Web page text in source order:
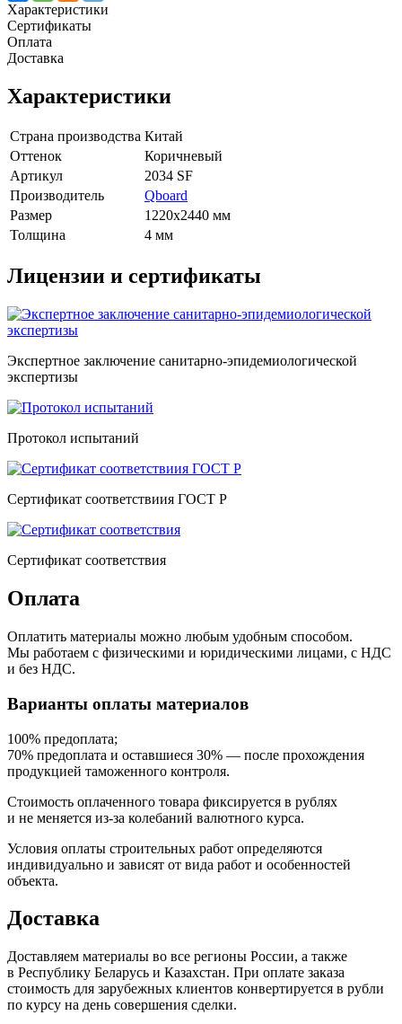
Характеристики
Сертификаты
Оплата
Доставка
Характеристики
Страна производства Китай
Оттенок
Коричневый
Артикул
2034 SF
Производитель
Qboard
Размер
1220x2440 мм
Толщина
4 мм
Лицензии и сертификаты
Экспертное заключение санитарно-эпидемиологической
экспертизы
Протокол испытаний
Сертификат соответствиия ГОСТ Р
Сертификат соответствия
Оплата
Оплатить материалы можно любым удобным способом.
Мы работаем с физическими и юридическими лицами, с НДС
и без НДС.
Варианты оплаты материалов
100% предоплата;
70% предоплата и оставшиеся 30% — после прохождения
продукцией таможенного контроля.
Стоимость оплаченного товара фиксируется в рублях
и не меняется из-за колебаний валютного курса.
Условия оплаты строительных работ определяются
индивидуально и зависят от вида работ и особенностей
объекта.
Доставка
Доставляем материалы во все регионы России, а также
в Республику Беларусь и Казахстан. При оплате заказа
стоимость для зарубежных клиентов конвертируется в рубли
по курсу на день совершения сделки.